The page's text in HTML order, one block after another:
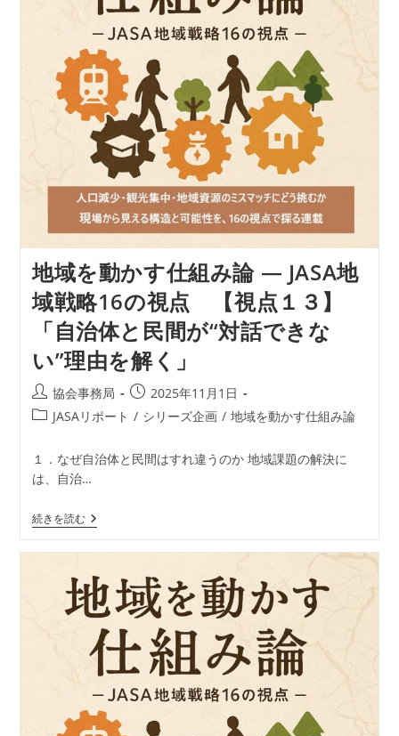
JASA
戦
略
16
の
視
点
【視
点
４】
「文
化
財
ら
れ
る
資
源”に
変
え
る
は」
地域を動かす仕組み論 ― JASA地
域戦略16の視点 【視点１３】
「自治体と民間が“対話できな
い”理由を解く」
投
稿
協会事務局
投
稿
日:
2025年11月1日
投
カ
テ
ゴ
ー:
JASAリポート / シリーズ企画 / 地域を動かす仕組み論
１．なぜ自治体と民間はすれ違うのか 地域課題の解決に
は、自治…
続きを読む地
域
か
す
仕
組
論
―
JASA
戦
略